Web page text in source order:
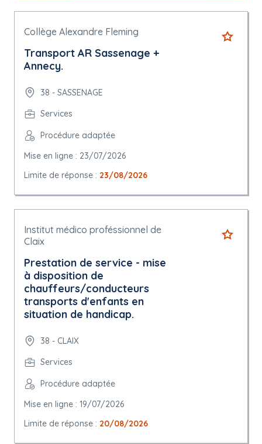
Collège Alexandre Fleming
Transport AR Sassenage +
Annecy.
38 - SASSENAGE
Services
Procédure adaptée
Mise en ligne : 23/07/2026
Limite de réponse : 23/08/2026
Institut médico proféssionnel de
Claix
Prestation de service - mise
à disposition de
chauffeurs/conducteurs
transports d'enfants en
situation de handicap.
38 - CLAIX
Services
Procédure adaptée
Mise en ligne : 19/07/2026
Limite de réponse : 20/08/2026